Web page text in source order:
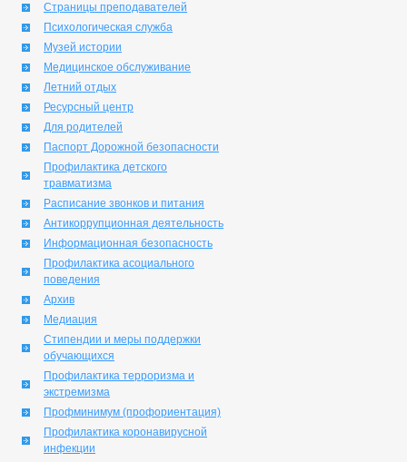
Страницы преподавателей
Психологическая служба
Музей истории
Медицинское обслуживание
Летний отдых
Ресурсный центр
Для родителей
Паспорт Дорожной безопасности
Профилактика детского
травматизма
Расписание звонков и питания
Антикоррупционная деятельность
Информационная безопасность
Профилактика асоциального
поведения
Архив
Медиация
Стипендии и меры поддержки
обучающихся
Профилактика терроризма и
экстремизма
Профминимум (профориентация)
Профилактика коронавирусной
инфекции